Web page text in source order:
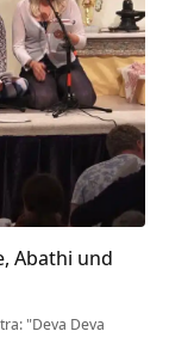
Abathi und
"Deva Deva